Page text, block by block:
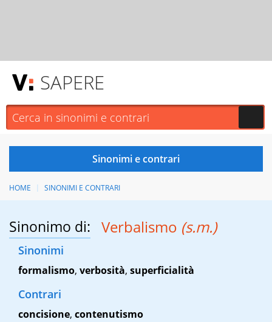
SAPERE
HOME SINONIMI E CONTRARI
Sinonimo di: Verbalismo (s.m.)
Sinonimi
formalismo, verbosità, superficialità
Contrari
concisione, contenutismo